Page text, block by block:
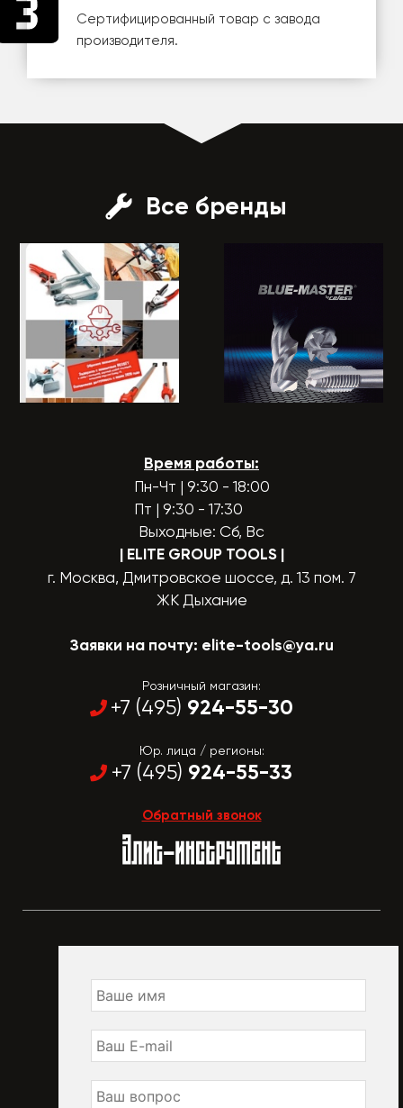
Сертифицированный товар с завода
производителя.
Все бренды
Время работы:
Пн-Чт | 9:30 - 18:00
Пт | 9:30 - 17:30
Выходные: Сб, Вс
| ELITE GROUP TOOLS |
г. Москва, Дмитровское шоссе, д. 13 пом. 7
ЖК Дыхание
Заявки на почту: elite-tools@ya.ru
Розничный магазин:
+7 (495) 924-55-30
Юр. лица / регионы:
+7 (495) 924-55-33
Обратный звонок